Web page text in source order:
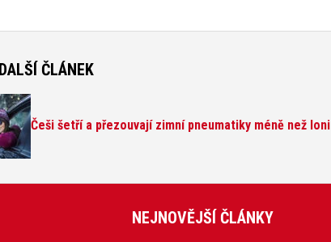
DALŠÍ ČLÁNEK
Češi šetří a přezouvají zimní pneumatiky méně než loni
NEJNOVĚJŠÍ ČLÁNKY